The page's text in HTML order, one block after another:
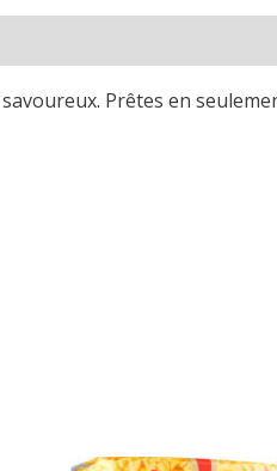
Prêtes en
Le
Le